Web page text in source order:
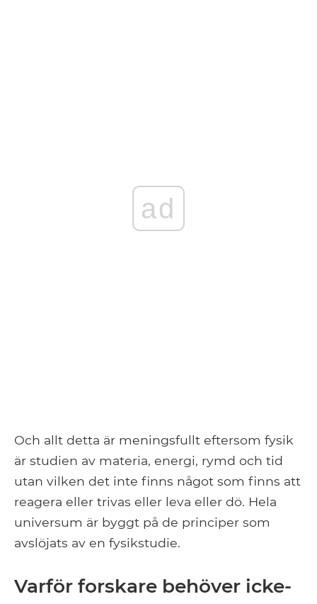
ad
Och allt detta är meningsfullt eftersom fysik
är studien av materia, energi, rymd och tid
utan vilken det inte finns något som finns att
reagera eller trivas eller leva eller dö. Hela
universum är byggt på de principer som
avslöjats av en fysikstudie.
Varför forskare behöver icke-